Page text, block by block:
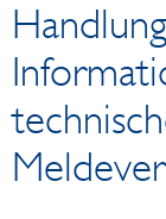
Datenaustausch
Gemeinsames
News